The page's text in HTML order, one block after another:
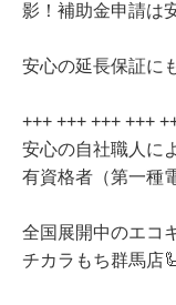
影！補助金申請は
安心の延長保証に
+++ +++ +++ +++
安心の自社職人に
有資格者（第一種
全国展開中のエコ
チカラもち群馬店